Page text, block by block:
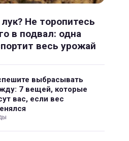
Не торопитесь
в подвал: одна
весь урожай
выбрасывать
7 вещей, которые
вас, если вес